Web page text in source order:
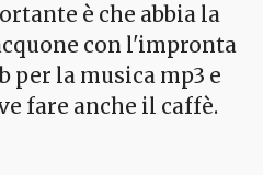
è che abbia la
con l'impronta
per la musica mp3 e
fare anche il caffè.